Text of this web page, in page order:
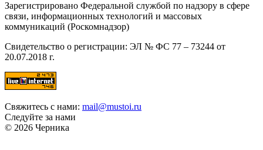
Зарегистрировано Федеральной службой по надзору в сфере
связи, информационных технологий и массовых
коммуникаций (Роскомнадзор)
Свидетельство о регистрации: ЭЛ № ФС 77 – 73244 от
20.07.2018 г.
Свяжитесь с нами: mail@mustoi.ru
Следуйте за нами
© 2026 Черника